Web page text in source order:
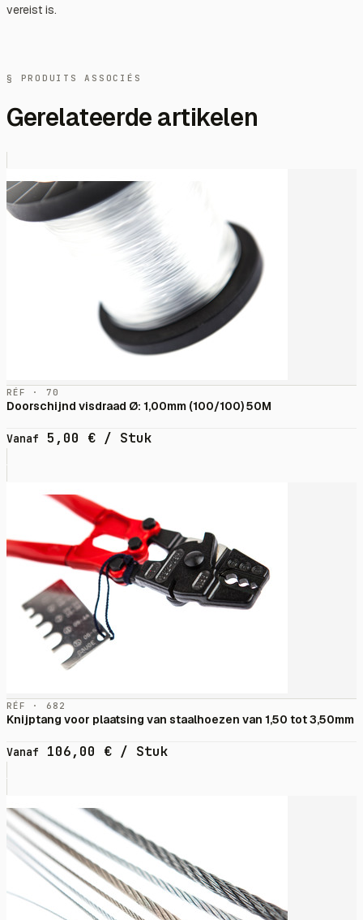
vereist is.
§ PRODUITS ASSOCIÉS
Gerelateerde artikelen
RÉF · 70
Doorschijnd visdraad Ø: 1,00mm (100/100) 50M
Vanaf 5,00 € / Stuk
RÉF · 682
Knijptang voor plaatsing van staalhoezen van 1,50 tot 3,50mm
Vanaf 106,00 € / Stuk